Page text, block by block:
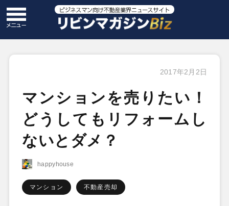
2017年2月2日
マンションを売りたい！
どうしてもリフォームし
ないとダメ？
happyhouse
マンション 不動産売却